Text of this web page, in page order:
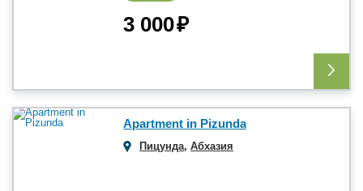
3 000₽
Apartment in Pizunda
Пицунда,Абхазия